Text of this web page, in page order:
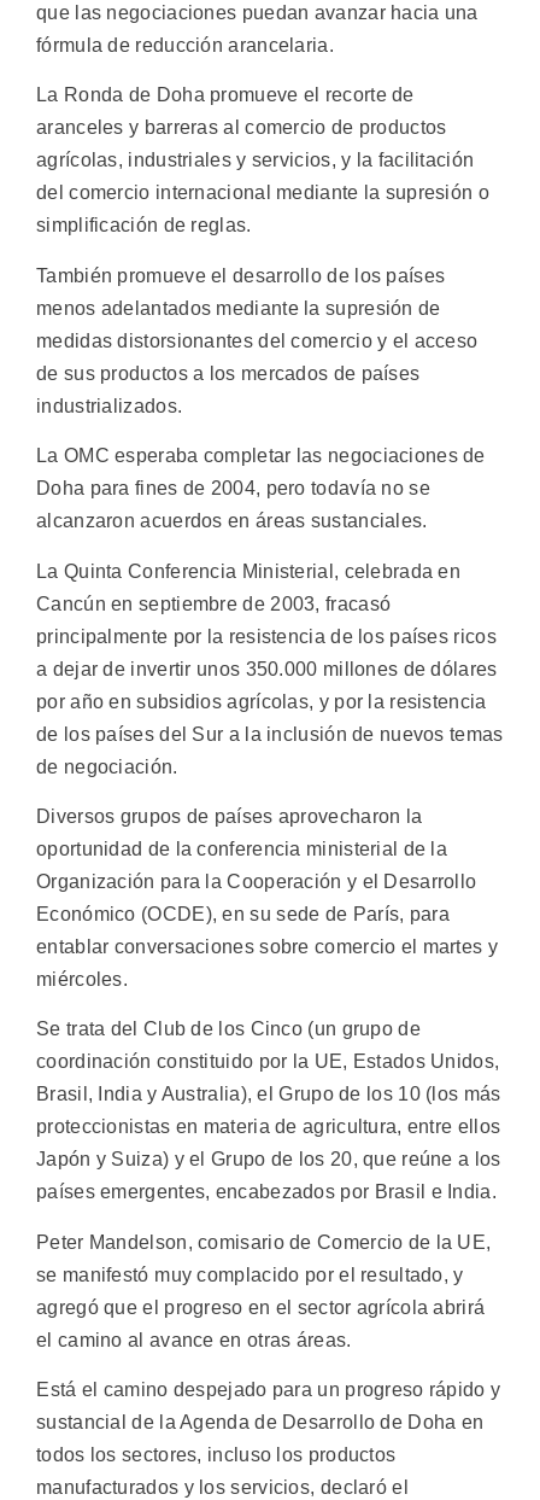
que las negociaciones puedan avanzar hacia una
fórmula de reducción arancelaria.
La Ronda de Doha promueve el recorte de
aranceles y barreras al comercio de productos
agrícolas, industriales y servicios, y la facilitación
del comercio internacional mediante la supresión o
simplificación de reglas.
También promueve el desarrollo de los países
menos adelantados mediante la supresión de
medidas distorsionantes del comercio y el acceso
de sus productos a los mercados de países
industrializados.
La OMC esperaba completar las negociaciones de
Doha para fines de 2004, pero todavía no se
alcanzaron acuerdos en áreas sustanciales.
La Quinta Conferencia Ministerial, celebrada en
Cancún en septiembre de 2003, fracasó
principalmente por la resistencia de los países ricos
a dejar de invertir unos 350.000 millones de dólares
por año en subsidios agrícolas, y por la resistencia
de los países del Sur a la inclusión de nuevos temas
de negociación.
Diversos grupos de países aprovecharon la
oportunidad de la conferencia ministerial de la
Organización para la Cooperación y el Desarrollo
Económico (OCDE), en su sede de París, para
entablar conversaciones sobre comercio el martes y
miércoles.
Se trata del Club de los Cinco (un grupo de
coordinación constituido por la UE, Estados Unidos,
Brasil, India y Australia), el Grupo de los 10 (los más
proteccionistas en materia de agricultura, entre ellos
Japón y Suiza) y el Grupo de los 20, que reúne a los
países emergentes, encabezados por Brasil e India.
Peter Mandelson, comisario de Comercio de la UE,
se manifestó muy complacido por el resultado, y
agregó que el progreso en el sector agrícola abrirá
el camino al avance en otras áreas.
Está el camino despejado para un progreso rápido y
sustancial de la Agenda de Desarrollo de Doha en
todos los sectores, incluso los productos
manufacturados y los servicios, declaró el